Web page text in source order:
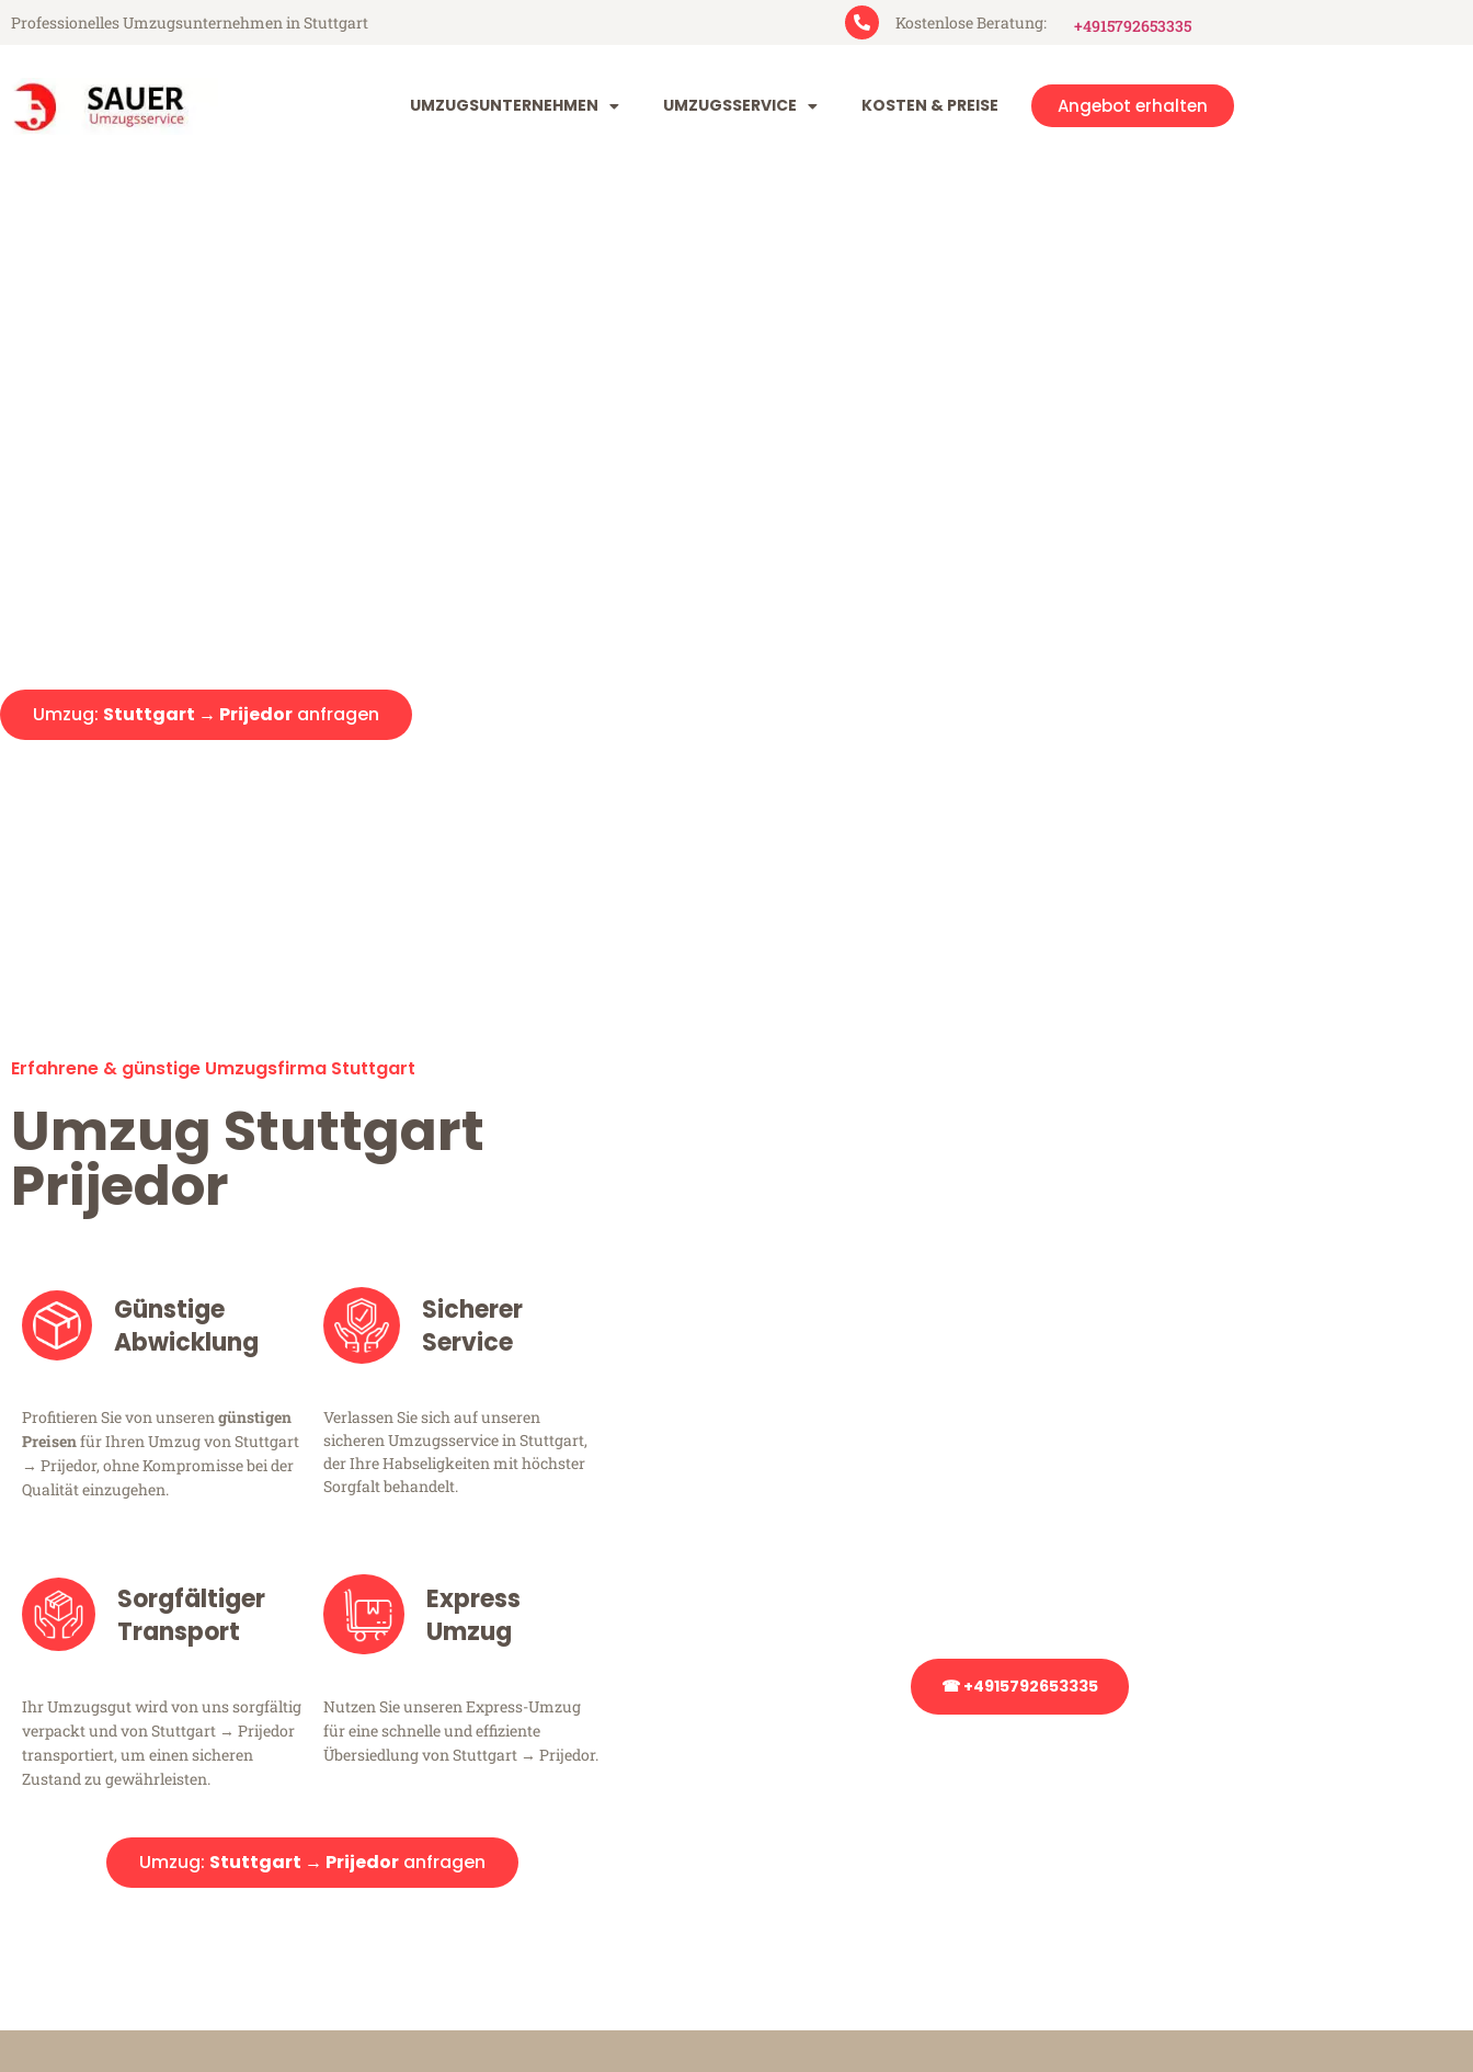
Professionelles Umzugsunternehmen in Stuttgart Kostenlose Beratung: +4915792653335
UMZUGSUNTERNEHMEN UMZUGSSERVICE KOSTEN & PREISE Angebot erhalten
Umzug: Stuttgart → Prijedor anfragen
Erfahrene & günstige Umzugsfirma Stuttgart
Umzug Stuttgart
Prijedor
Günstige
Abwicklung
Profitieren Sie von unserengünstigen
Preisenfür Ihren Umzug von Stuttgart
→ Prijedor, ohne Kompromisse bei der
Qualität einzugehen.
Sicherer
Service
Verlassen Sie sich auf unseren
sicheren Umzugsservice in Stuttgart,
der Ihre Habseligkeiten mit höchster
Sorgfalt behandelt.
Sorgfältiger
Transport
Ihr Umzugsgut wird von uns sorgfältig
verpackt und von Stuttgart → Prijedor
transportiert, um einen sicheren
Zustand zu gewährleisten.
Express
Umzug
Nutzen Sie unseren Express-Umzug
für eine schnelle und effiziente
Übersiedlung von Stuttgart → Prijedor.
Umzug: Stuttgart → Prijedor anfragen
☎ +4915792653335